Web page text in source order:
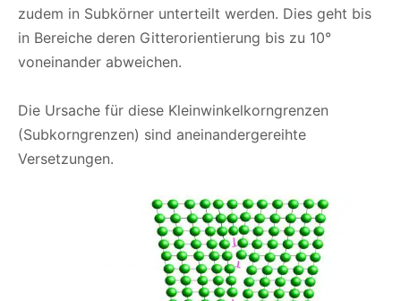
zudem in Subkörner unterteilt werden. Dies geht bis
in Bereiche deren Gitterorientierung bis zu 10°
voneinander abweichen.
Die Ursache für diese Kleinwinkelkorngrenzen
(Subkorngrenzen) sind aneinandergereihte
Versetzungen.